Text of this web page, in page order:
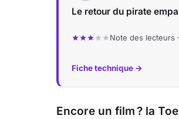
Le retour du pirate
Note des lecteurs ·
Fiche technique →
Encore un film ? la